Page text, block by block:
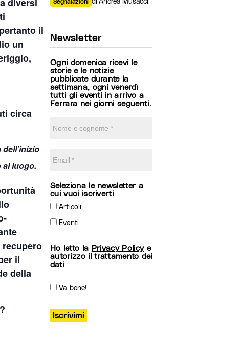
il
un
circa
al luogo.
il
della
Newsletter
Ogni domenica ricevi le
storie e le notizie
pubblicate durante la
settimana, ogni venerdì
tutti gli eventi in arrivo a
Ferrara nei giorni seguenti.
Seleziona le newsletter a
cui vuoi iscriverti
Articoli
Eventi
Ho letto la Privacy Policye
autorizzo il trattamento dei
dati
Va bene!